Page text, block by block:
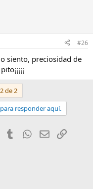
#26
siento, preciosidad de
2 de 2
responder aquí.
PinterestTumblr WhatsApp
EmailEnlace